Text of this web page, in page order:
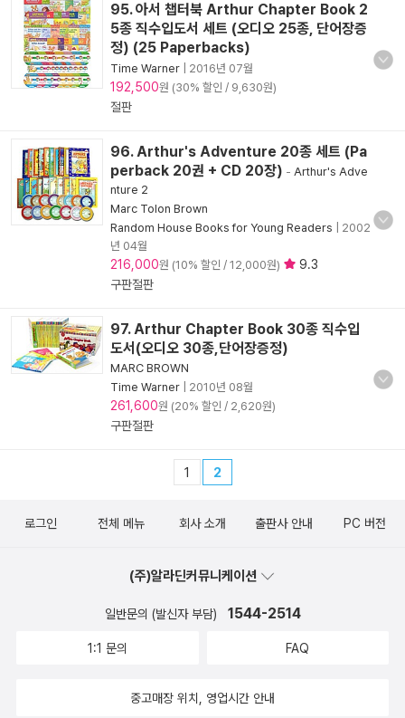
95. 아서 챕터북 Arthur Chapter Book 2
5종 직수입도서 세트 (오디오 25종, 단어장증
정) (25 Paperbacks)
Time Warner 2016년 07월
192,500원 (30% 할인 / 9,630원)
절판
96. Arthur's Adventure 20종 세트 (Pa
perback 20권 + CD 20장) - Arthur's Adve
nture 2
Marc Tolon Brown
Random House Books for Young Readers
2002
년 04월
216,000원 (10% 할인 / 12,000원)
9.3
구판절판
97. Arthur Chapter Book 30종 직수입
도서(오디오 30종,단어장증정)
MARC BROWN
Time Warner
2010년 08월
261,600원 (20% 할인 / 2,620원)
구판절판
1 2
로그인 전체 메뉴 회사 소개 출판사 안내 PC 버전
(주)알라딘커뮤니케이션
일반문의 (발신자 부담) 1544-2514
1:1 문의 FAQ
중고매장 위치, 영업시간 안내